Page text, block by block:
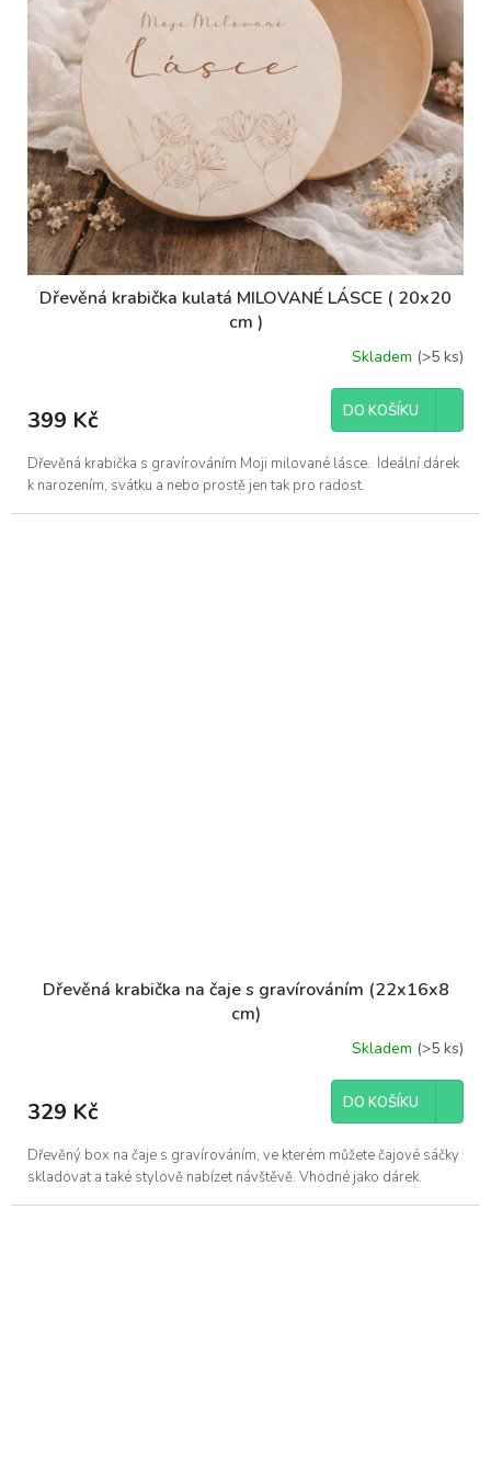
Dřevěná krabička kulatá MILOVANÉ LÁSCE ( 20x20
cm )
Skladem (>5 ks)
399 Kč DO KOŠÍKU
Dřevěná krabička s gravírováním Moji milované lásce. Ideální dárek
k narozením, svátku a nebo prostě jen tak pro radost.
Dřevěná krabička na čaje s gravírováním (22x16x8
cm)
Skladem (>5 ks)
329 Kč DO KOŠÍKU
Dřevěný box na čaje s gravírováním, ve kterém můžete čajové sáčky
skladovat a také stylově nabízet návštěvě. Vhodné jako dárek.